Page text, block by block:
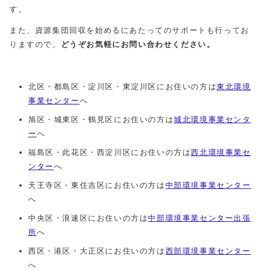
す。
また、資源集団回収を始めるにあたってのサポートも行ってお
りますので、
どうぞお気軽にお問い合わせください。
北区・都島区・淀川区・東淀川区にお住いの方は東北環境
事業センター へ
旭区・城東区・鶴見区にお住いの方は城北環境事業センタ
ー へ
福島区・此花区・西淀川区にお住いの方は西北環境事業セ
ンター へ
天王寺区・東住吉区にお住いの方は 中部環境事業センター
へ
中央区・浪速区にお住いの方は中部環境事業センター出張
所へ
西区・港区・大正区にお住いの方は 西部環境事業センター
へ